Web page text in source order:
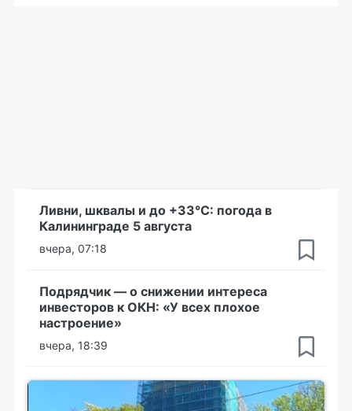
Ливни, шквалы и до +33°С: погода в
Калининграде 5 августа
вчера, 07:18
Подрядчик — о снижении интереса
инвесторов к ОКН: «У всех плохое
настроение»
вчера, 18:39